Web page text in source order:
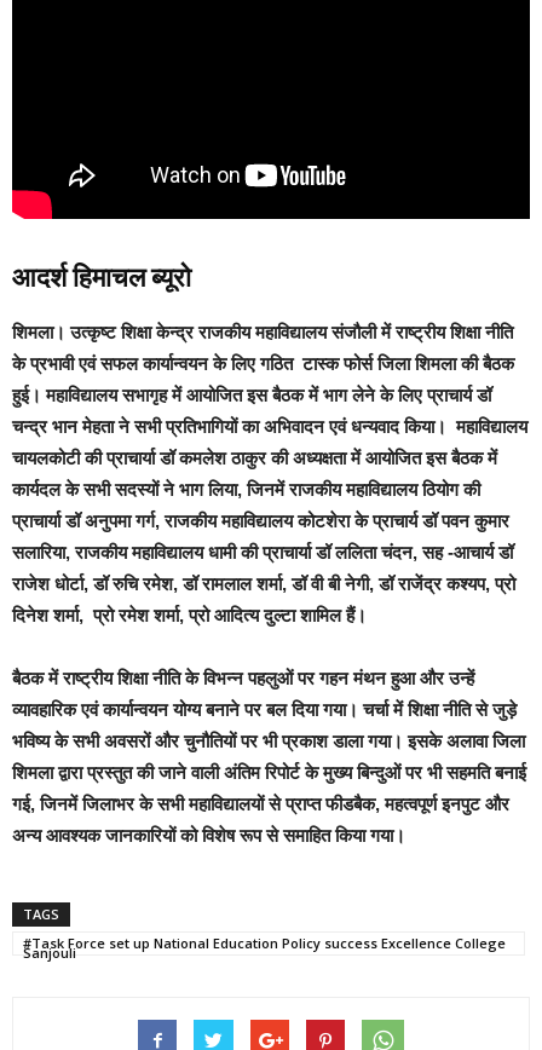
आदर्श हिमाचल ब्यूरो
शिमला।उत्कृष्ट शिक्षा केन्द्र राजकीय महाविद्यालय संजौली में राष्ट्रीय शिक्षा नीति
के प्रभावी एवं सफल कार्यान्वयन के लिए गठित टास्क फोर्स जिला शिमला की बैठक
हुई। महाविद्यालय सभागृह में आयोजित इस बैठक में भाग लेने के लिए प्राचार्य डॉ
चन्द्र भान मेहता ने सभी प्रतिभागियों का अभिवादन एवं धन्यवाद किया।महाविद्यालय
चायलकोटी की प्राचार्या डॉ कमलेश ठाकुर की अध्यक्षता में आयोजित इस बैठक में
कार्यदल के सभी सदस्यों ने भाग लिया, जिनमें राजकीय महाविद्यालय ठियोग की
प्राचार्या डॉ अनुपमा गर्ग, राजकीय महाविद्यालय कोटशेरा के प्राचार्य डॉ पवन कुमार
सलारिया, राजकीय महाविद्यालय धामी की प्राचार्या डॉ ललिता चंदन, सह -आचार्य डॉ
राजेश धोर्टा, डॉ रुचि रमेश, डॉ रामलाल शर्मा, डॉ वी बी नेगी, डॉ राजेंद्र कश्यप, प्रो
दिनेश शर्मा, प्रो रमेश शर्मा, प्रो आदित्य दुल्टा शामिल हैं।
बैठक में राष्ट्रीय शिक्षा नीति के विभन्न पहलुओं पर गहन मंथन हुआ और उन्हें
व्यावहारिक एवं कार्यान्वयन योग्य बनाने पर बल दिया गया। चर्चा में शिक्षा नीति से जुड़े
भविष्य के सभी अवसरों और चुनौतियों पर भी प्रकाश डाला गया। इसके अलावा जिला
शिमला द्वारा प्रस्तुत की जाने वाली अंतिम रिपोर्ट के मुख्य बिन्दुओं पर भी सहमति बनाई
गई,जिनमें जिलाभर के सभी महाविद्यालयों से प्राप्त फीडबैक, महत्वपूर्ण इनपुट और
अन्य आवश्यक जानकारियों को विशेष रूप से समाहित किया गया।
TAGS
#Task Force set up National Education Policy success Excellence College
Sanjouli